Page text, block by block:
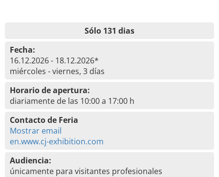
Sólo 131 dias
Fecha:
16.12.2026 - 18.12.2026*
miércoles - viernes, 3 días
Horario de apertura:
diariamente de las 10:00 a 17:00 h
Contacto de Feria
Mostrar email
en.www.cj-exhibition.com
Audiencia:
únicamente para visitantes profesionales